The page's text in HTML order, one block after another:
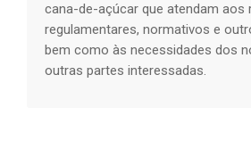
cana-de-açúcar que atendam aos
regulamentares, normativos e
bem como às necessidades dos
outras partes interessadas.